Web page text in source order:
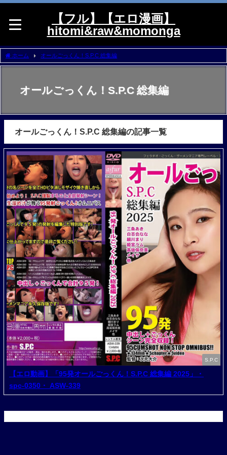
【フル】【エロ漫画】
hitomi&raw&momonga
ホーム オールごっくん！S.P.C 総集編
オールごっくん！S.P.C 総集編
オールごっくん！S.P.C 総集編の記事一覧
S.P.C
【エロ動画】「95発オールごっくん！S.P.C 総集編 2025」・
spc-0350・ ASW-339